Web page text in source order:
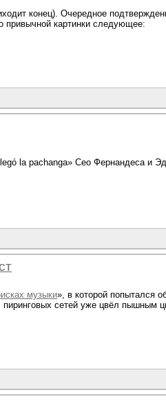
конец). Очередное
привычной картинки следующее:
la pachanga» Сео Фернандеса и
музыки», в которой попытался
сетей уже цвёл пышным